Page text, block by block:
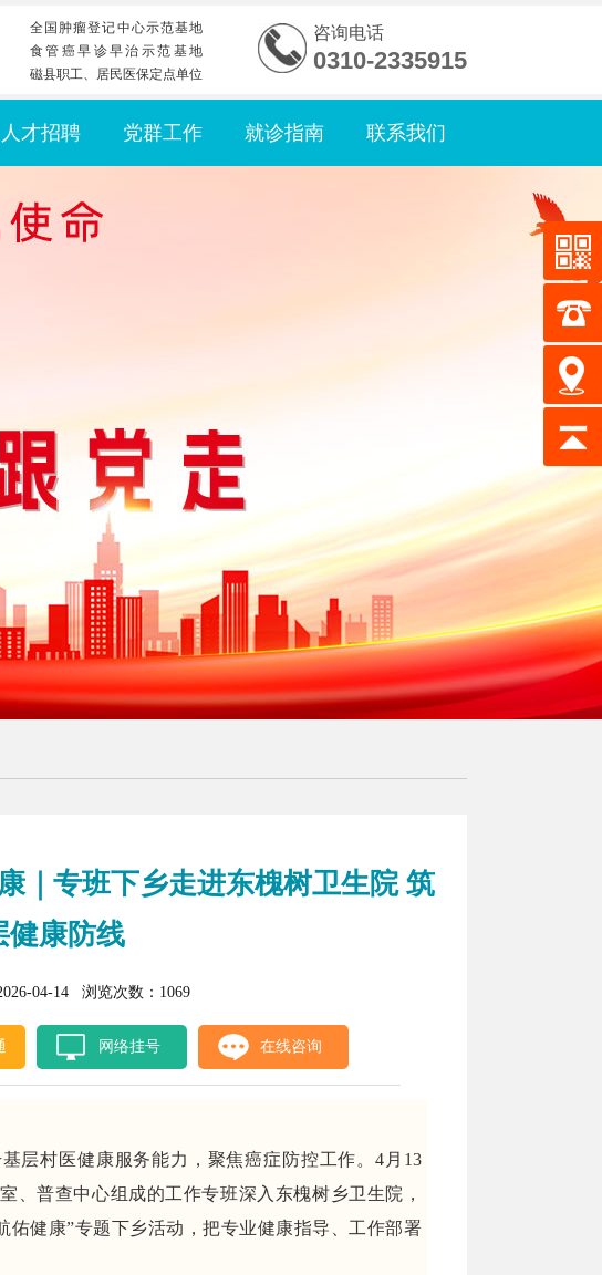
咨询电话
0310-2335915
全国肿瘤登记中心示范基地
食管癌早诊早治示范基地
磁县职工、居民医保定点单位
人才招聘 党群工作 就诊指南 联系我们
｜专班下乡走进东槐树卫生院 筑
健康防线
04-14 浏览次数：1069
网络挂号 在线咨询
层村医健康服务能力，聚焦癌症防控工作。4月13
、普查中心组成的工作专班深入东槐树乡卫生院，
健康”专题下乡活动，把专业健康指导、工作部署